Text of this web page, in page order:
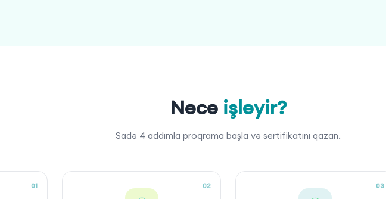
Necə işləyir?
Sadə 4 addımla proqrama başla və sertifikatını qazan.
01 02 03